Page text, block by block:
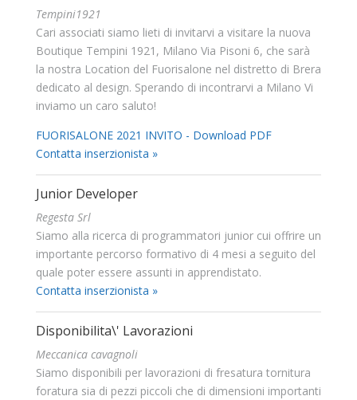
Tempini1921
Cari associati siamo lieti di invitarvi a visitare la nuova
Boutique Tempini 1921, Milano Via Pisoni 6, che sarà
la nostra Location del Fuorisalone nel distretto di Brera
dedicato al design. Sperando di incontrarvi a Milano Vi
inviamo un caro saluto!
FUORISALONE 2021 INVITO - Download PDF
Contatta inserzionista »
Junior Developer
Regesta Srl
Siamo alla ricerca di programmatori junior cui offrire un
importante percorso formativo di 4 mesi a seguito del
quale poter essere assunti in apprendistato.
Contatta inserzionista »
Disponibilita\' Lavorazioni
Meccanica cavagnoli
Siamo disponibili per lavorazioni di fresatura tornitura
foratura sia di pezzi piccoli che di dimensioni importanti